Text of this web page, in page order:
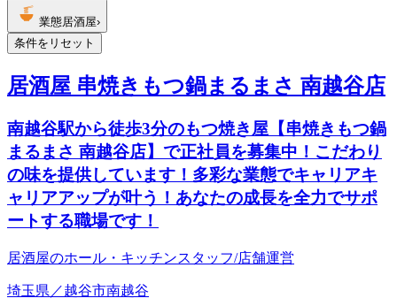
業態居酒屋›
条件をリセット
居酒屋 串焼きもつ鍋まるまさ 南越谷店
南越谷駅から徒歩3分のもつ焼き屋【串焼きもつ鍋
まるまさ 南越谷店】で正社員を募集中！こだわり
の味を提供しています！多彩な業態でキャリアキ
ャリアアップが叶う！あなたの成長を全力でサポ
ートする職場です！
居酒屋のホール・キッチンスタッフ/店舗運営
埼玉県／越谷市南越谷